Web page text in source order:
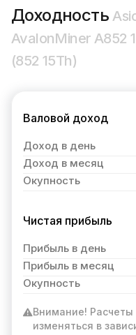
Доходность
AvalonMiner A852
(852 15Th)
Валовой доход
Доход в день
Доход в месяц
Окупность
Чистая прибыль
Прибыль в день
Прибыль в месяц
Окупность
Внимание! Расчеты
изменяться в